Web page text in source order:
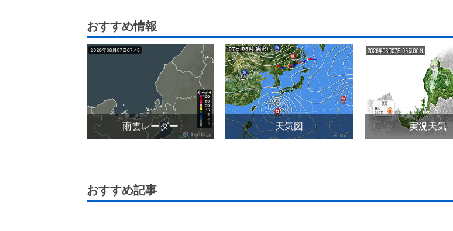
おすすめ情報
雨雲レーダー 天気図 実況天気
おすすめ記事